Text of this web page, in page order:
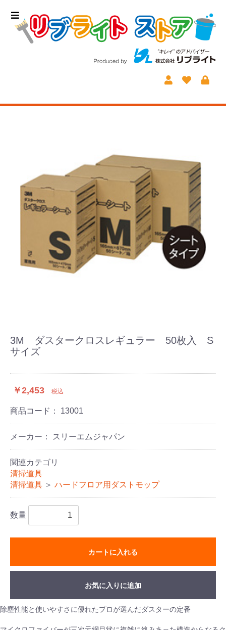
3M ダスタークロスレギュラー 50枚入 S
サイズ
￥2,453 税込
商品コード： 13001
メーカー： スリーエムジャパン
関連カテゴリ
清掃道具
清掃道具 ＞ ハードフロア用ダストモップ
数量
カートに入れる
お気に入りに追加
除塵性能と使いやすさに優れたプロが選んだダスターの定番